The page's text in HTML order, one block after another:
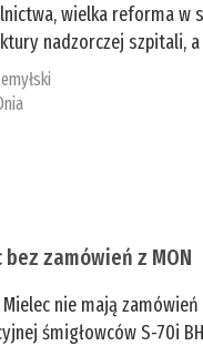
wielka reforma w
nadzorczej szpitali,
bez zamówień z MON
Mielec nie mają
śmigłowców S-70i